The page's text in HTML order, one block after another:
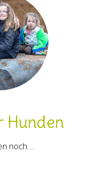
Hunden
noch….